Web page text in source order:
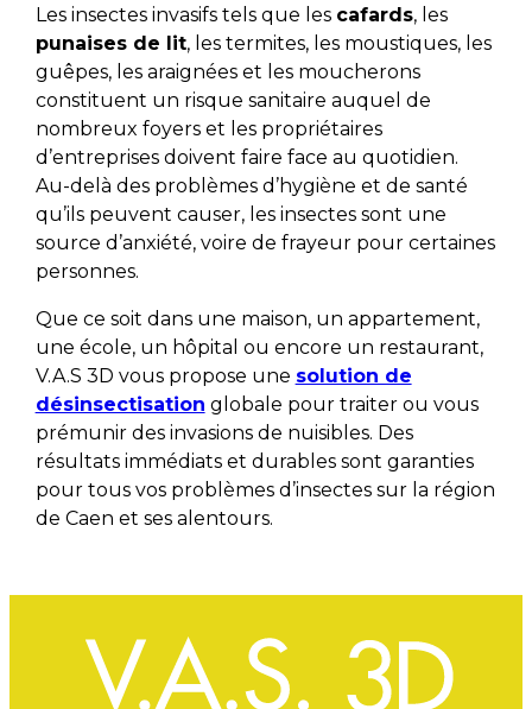
Les insectes invasifs tels que les cafards, les
punaises de lit, les termites, les moustiques, les
guêpes, les araignées et les moucherons
constituent un risque sanitaire auquel de
nombreux foyers et les propriétaires
d’entreprises doivent faire face au quotidien.
Au-delà des problèmes d’hygiène et de santé
qu’ils peuvent causer, les insectes sont une
source d’anxiété, voire de frayeur pour certaines
personnes.
Que ce soit dans une maison, un appartement,
une école, un hôpital ou encore un restaurant,
V.A.S 3D vous propose une solution de
désinsectisation globale pour traiter ou vous
prémunir des invasions de nuisibles. Des
résultats immédiats et durables sont garanties
pour tous vos problèmes d’insectes sur la région
de Caen et ses alentours.